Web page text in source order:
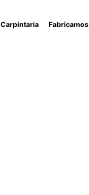
Carpintaria Fabricamos